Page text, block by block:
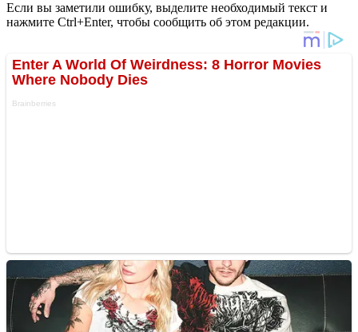
Если вы заметили ошибку, выделите необходимый текст и
нажмите Ctrl+Enter, чтобы сообщить об этом редакции.